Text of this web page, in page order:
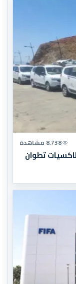
8,738 مشاهدة
تطوان